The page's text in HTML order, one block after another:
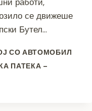
се движеше
Бутел…
СО АВТОМОБИЛ
ПАТЕКА –